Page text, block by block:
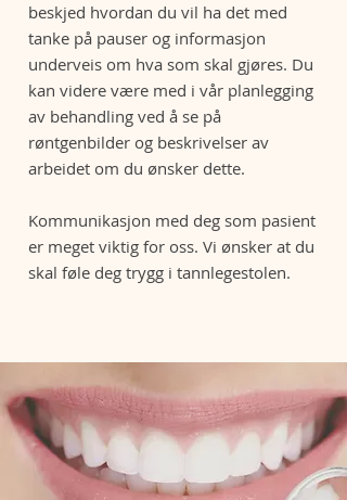
beskjed hvordan du vil ha det med
tanke på pauser og informasjon
underveis om hva som skal gjøres. Du
kan videre være med i vår planlegging
av behandling ved å se på
røntgenbilder og beskrivelser av
arbeidet om du ønsker dette.
Kommunikasjon med deg som pasient
er meget viktig for oss. Vi ønsker at du
skal føle deg trygg i tannlegestolen.